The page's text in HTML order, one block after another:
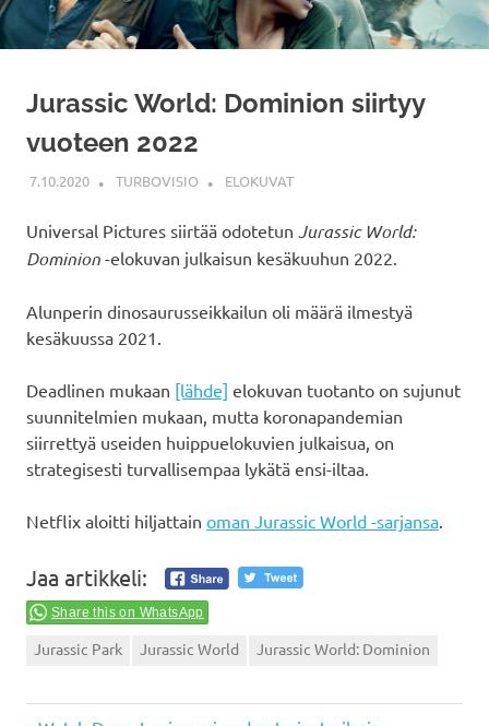
Jurassic World: Dominion siirtyy
vuoteen 2022
7.10.2020 TURBOVISIO ELOKUVAT
Universal Pictures siirtää odotetun Jurassic World:
Dominion -elokuvan julkaisun kesäkuuhun 2022.
Alunperin dinosaurusseikkailun oli määrä ilmestyä
kesäkuussa 2021.
Deadlinen mukaan [lähde] elokuvan tuotanto on sujunut
suunnitelmien mukaan, mutta koronapandemian
siirrettyä useiden huippuelokuvien julkaisua, on
strategisesti turvallisempaa lykätä ensi-iltaa.
Netflix aloitti hiljattain oman Jurassic World -sarjansa
Jaa artikkeli:
Share this on WhatsApp
Jurassic Park Jurassic World Jurassic World: Dominion